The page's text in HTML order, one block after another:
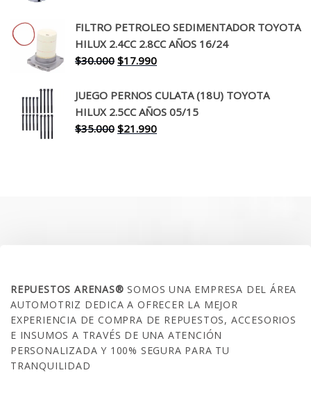
original
era:
$260.000.
actual
es:
FILTRO PETROLEO SEDIMENTADOR TOYOTA
HILUX 2.4CC 2.8CC AÑOS 16/24
$30.000 El
original
era:
$30.000.
$17.990El
actual
es:
$17.990.
JUEGO PERNOS CULATA (18U) TOYOTA
HILUX 2.5CC AÑOS 05/15
$35.000 El
$21.990El
REPUESTOS ARENAS®SOMOS UNA EMPRESA DEL ÁREA
AUTOMOTRIZ DEDICA A OFRECER LA MEJOR
EXPERIENCIA DE COMPRA DE REPUESTOS, ACCESORIOS
E INSUMOS A TRAVÉS DE UNA ATENCIÓN
PERSONALIZADA Y 100% SEGURA PARA TU
TRANQUILIDAD